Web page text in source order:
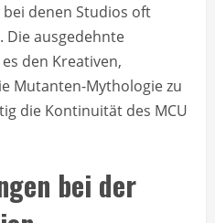
denen Studios oft
Die ausgedehnte
den Kreativen,
Mutanten-Mythologie zu
die Kontinuität des MCU
bei der